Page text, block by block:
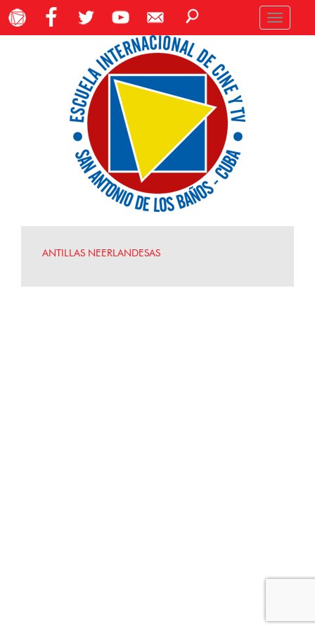
Toggle
navigation
ANTILLAS NEERLANDESAS